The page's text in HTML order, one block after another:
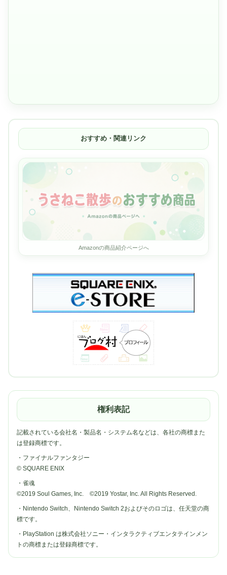
おすすめ・関連リンク
Amazonの商品紹介ページへ
権利表記
記載されている会社名・製品名・システム名などは、各社の商標また
は登録商標です。
・ファイナルファンタジー
© SQUARE ENIX
・雀魂
©2019 Soul Games, Inc. ©2019 Yostar, Inc. All Rights Reserved.
・Nintendo Switch、Nintendo Switch 2およびそのロゴは、任天堂の商
標です。
・PlayStation は株式会社ソニー・インタラクティブエンタテインメン
トの商標または登録商標です。